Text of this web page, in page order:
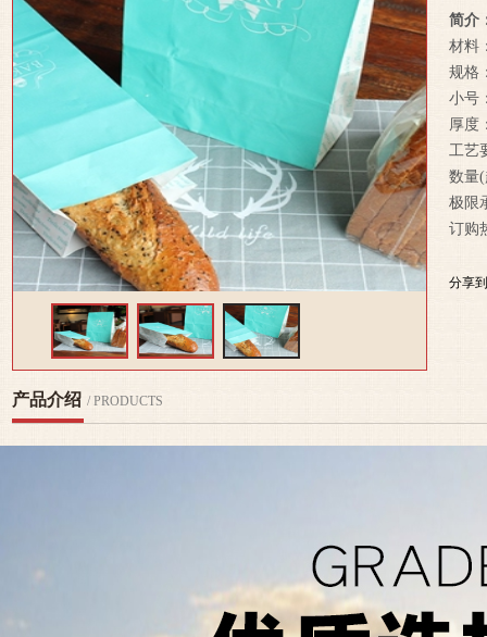
简介
材料
规格
小号
厚度
工艺
数量
极限
订购
分享
产品介绍 / PRODUCTS